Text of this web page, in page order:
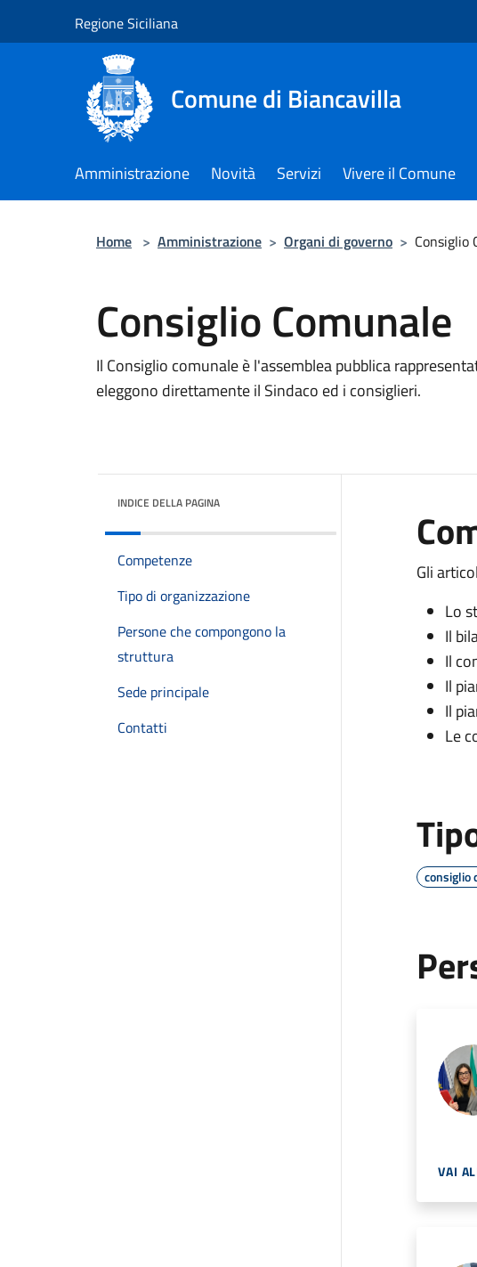
Regione Siciliana
Comune di Biancavilla
Amministrazione Novità Servizi Vivere il Comune
Home > Amministrazione > Organi di governo > Consiglio
Consiglio Comunale
Il Consiglio comunale è l'assemblea pubblica
eleggono direttamente il Sindaco ed i consiglieri.
INDICE DELLA PAGINA
Competenze
Tipo di organizzazione
Persone che compongono la
struttura
Sede principale
Contatti
Gli
Lo
Il
Il
Il
Il
Le
consiglio
VAI